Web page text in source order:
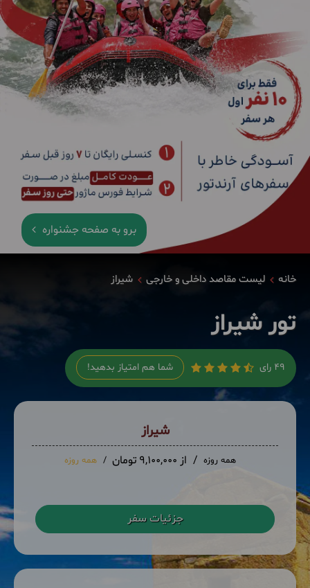
برو به صفحه جشنواره
خانه لیست مقاصد داخلی و خارجی شیراز
تور شیراز
49 رای شما هم امتیاز بدهید!
شیراز
همه روزه از 9,100,000 تومان همه روزه
جزئیات سفر